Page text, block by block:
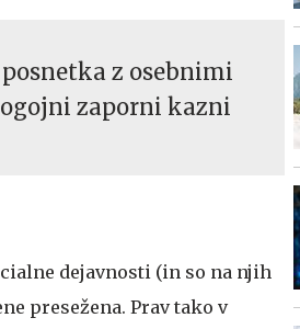
z osebnimi
zaporni kazni
dejavnosti (in so na njih
presežena. Prav tako v